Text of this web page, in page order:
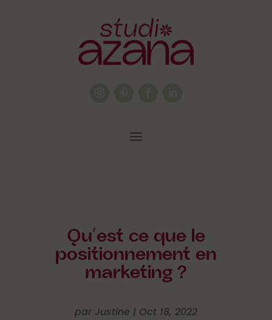
Qu’est ce que le
positionnement en
marketing ?
par Justine | Oct 18, 2022